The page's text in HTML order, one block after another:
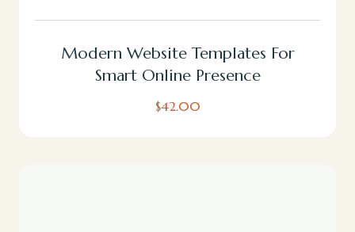
Modern Website Templates For
Smart Online Presence
$42.00